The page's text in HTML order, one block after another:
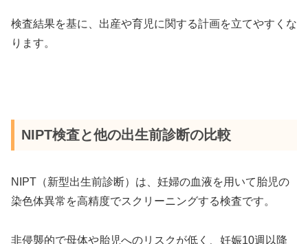
検査結果を基に、出産や育児に関する計画を立てやすくな
ります。
NIPT検査と他の出生前診断の比較
NIPT（新型出生前診断）は、妊婦の血液を用いて胎児の
染色体異常を高精度でスクリーニングする検査です。
非侵襲的で母体や胎児へのリスクが低く、妊娠10週以降